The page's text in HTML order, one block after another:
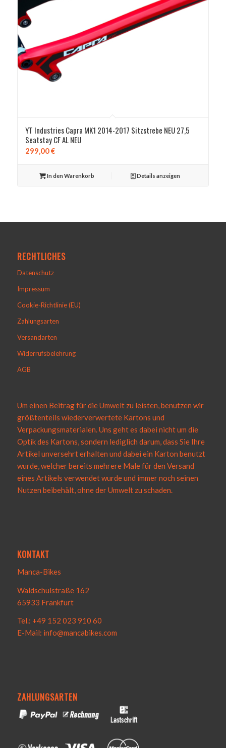
YT Industries Capra MK1 2014-2017 Sitzstrebe NEU 27,5
Seatstay CF AL NEU
299,00€
In den Warenkorb Details anzeigen
RECHTLICHES
Datenschutz
Impressum
Cookie-Richtlinie (EU)
Zahlungsarten
Versandarten
Widerrufsbelehrung
AGB
Um einen Beitrag für die Umwelt zu leisten, benutzen wir
größtenteils wiederverwertete Kartons und
Verpackungsmaterialen. Uns geht es dabei nicht um die
Optik des Kartons, sondern lediglich darum, dass Sie Ihre
Artikel unversehrt erhalten und dabei ein Karton benutzt
wurde, welcher bereits mehrere Male für den Versand
eines Artikels verwendet wurde und immer noch seinen
Nutzen beibehält, ohne der Umwelt zu schaden.
KONTAKT
Manca-Bikes
Waldschulstraße 162
65933 Frankfurt
Tel.: +49 152 023 910 60
E-Mail: info@mancabikes.com
ZAHLUNGSARTEN